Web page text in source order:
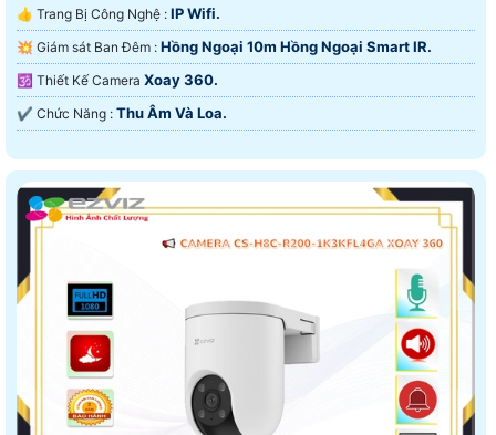
👍 Trang Bị Công Nghệ : IP Wifi.
💥 Giám sát Ban Đêm : Hồng Ngoại 10m Hồng Ngoại Smart IR.
🕉️ Thiết Kế Camera Xoay 360.
️✔️ Chức Năng : Thu Âm Và Loa.